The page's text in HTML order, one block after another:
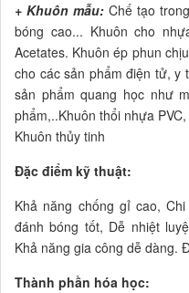
+ Khuôn mẫu:Chế tạo
bóng cao... Khuôn cho
Acetates. Khuôn ép phun
cho các sản phẩm điện tử, y
sản phẩm quang học như
phẩm,..Khuôn thổi nhựa
Khuôn thủy tinh
Đặc điểm kỹ thuật:
Khả năng chống gỉ cao,
đánh bóng tốt, Dễ nhiệt
Khả năng gia công dễ dàng.
Thành phần hóa học: